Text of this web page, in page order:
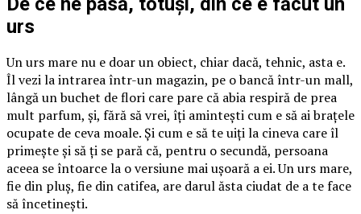
urs
Un urs mare nu e doar un obiect, chiar dacă, tehnic, asta e.
Îl vezi la intrarea într-un magazin, pe o bancă într-un mall,
lângă un buchet de flori care pare că abia respiră de prea
mult parfum, și, fără să vrei, îți amintești cum e să ai brațele
ocupate de ceva moale. Și cum e să te uiți la cineva care îl
primește și să ți se pară că, pentru o secundă, persoana
aceea se întoarce la o versiune mai ușoară a ei. Un urs mare,
fie din pluș, fie din catifea, are darul ăsta ciudat de a te face
să încetinești.